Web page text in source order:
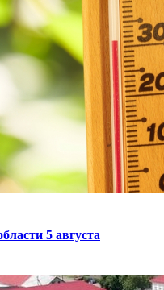
5 августа